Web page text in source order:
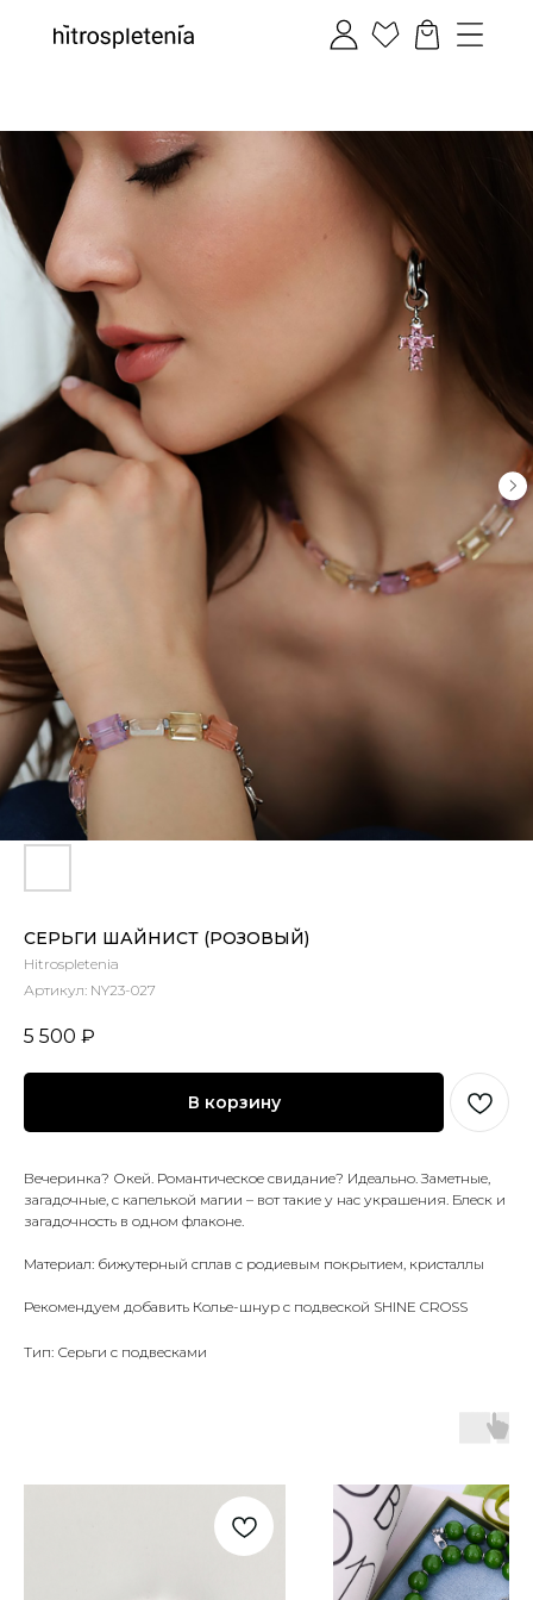
СЕРЬГИ ШАЙНИСТ (РОЗОВЫЙ)
Hitrospletenia
Артикул: NY23-027
5 500 ₽
В корзину
Вечеринка? Окей. Романтическое свидание? Идеально. Заметные,
загадочные, с капелькой магии – вот такие у нас украшения. Блеск и
загадочность в одном флаконе.
Материал: бижутерный сплав с родиевым покрытием, кристаллы
Рекомендуем добавить Колье-шнур с подвеской SHINE CROSS
Тип: Серьги с подвесками